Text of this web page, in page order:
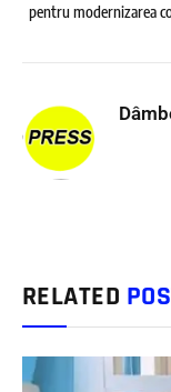
pentru modernizarea
RELATED